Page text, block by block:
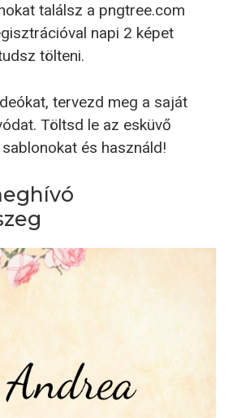
találsz a pngtree.com
napi 2 képet
tölteni.
tervezd meg a saját
Töltsd le az esküvő
és használd!